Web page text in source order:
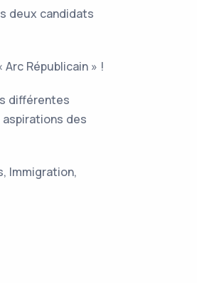
deux candidats
Républicain » !
différentes
des
Immigration,